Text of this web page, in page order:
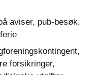
aviser, pub-besøk,
forsikringer,